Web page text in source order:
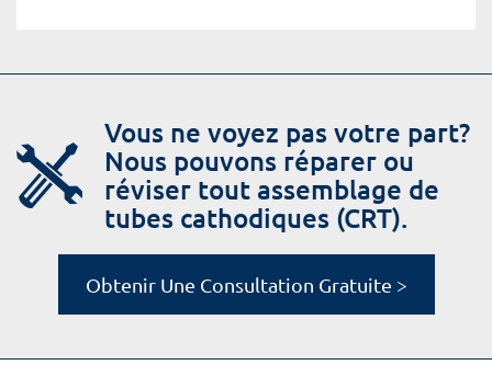
Vous ne voyez pas votre part?
Nous pouvons réparer ou
réviser tout assemblage de
tubes cathodiques (CRT).
Obtenir Une Consultation Gratuite >